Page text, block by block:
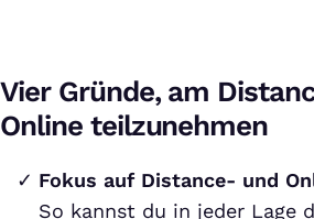
Vier Gründe, am
Online teilzunehmen
Fokus auf Distance- und
So kannst du in jeder Lage